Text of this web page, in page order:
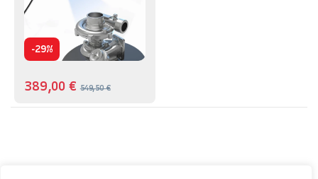
-29%
389,00€ 549,50€